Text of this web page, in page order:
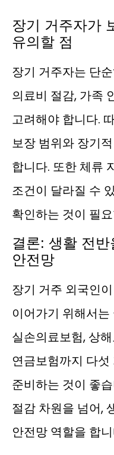
장기 거주자가
유의할 점
장기 거주자는 단
의료비 절감, 가족
고려해야 합니다.
보장 범위와 장기
합니다. 또한 체류
조건이 달라질 수
확인하는 것이 필
결론: 생활 전
안전망
장기 거주 외국인
이어가기 위해서
실손의료보험, 상
연금보험까지 다
준비하는 것이 좋
절감 차원을 넘어,
안전망 역할을 합